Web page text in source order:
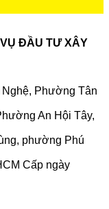
ĐẦU TƯ XÂY
Phường Tân
An Hội Tây,
phường Phú
Cấp ngày